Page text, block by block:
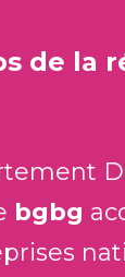
de la
bgbg